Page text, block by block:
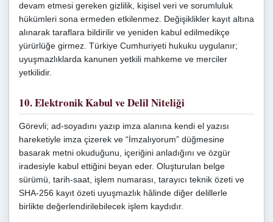
devam etmesi gereken gizlilik, kişisel veri ve sorumluluk
hükümleri sona ermeden etkilenmez. Değişiklikler kayıt altına
alınarak taraflara bildirilir ve yeniden kabul edilmedikçe
yürürlüğe girmez. Türkiye Cumhuriyeti hukuku uygulanır;
uyuşmazlıklarda kanunen yetkili mahkeme ve merciler
yetkilidir.
10. Elektronik Kabul ve Delil Niteliği
Görevli; ad-soyadını yazıp imza alanına kendi el yazısı
hareketiyle imza çizerek ve “İmzalıyorum” düğmesine
basarak metni okuduğunu, içeriğini anladığını ve özgür
iradesiyle kabul ettiğini beyan eder. Oluşturulan belge
sürümü, tarih-saat, işlem numarası, tarayıcı teknik özeti ve
SHA‑256 kayıt özeti uyuşmazlık hâlinde diğer delillerle
birlikte değerlendirilebilecek işlem kaydıdır.